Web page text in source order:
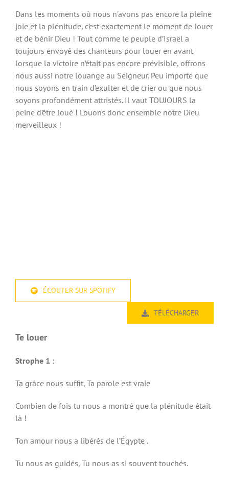
Dans les moments où nous n’avons pas encore la pleine
joie et la plénitude, c’est exactement le moment de louer
et de bénir Dieu ! Tout comme le peuple d’Israël a
toujours envoyé des chanteurs pour louer en avant
lorsque la victoire n’était pas encore prévisible, offrons
nous aussi notre louange au Seigneur. Peu importe que
nous soyons en train d’exulter et de crier ou que nous
soyons profondément attristés. Il vaut TOUJOURS la
peine d’être loué ! Louons donc ensemble notre Dieu
merveilleux !
ÉCOUTER SUR SPOTIFY
TÉLÉCHARGER
Te louer
Strophe 1 :
Ta grâce nous suffit, Ta parole est vraie
Combien de fois tu nous a montré que la plénitude était
là !
Ton amour nous a libérés de l’Égypte .
Tu nous as guidés, Tu nous as si souvent touchés.